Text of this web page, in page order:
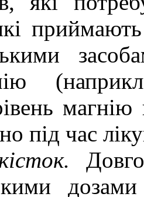
під час
дозами